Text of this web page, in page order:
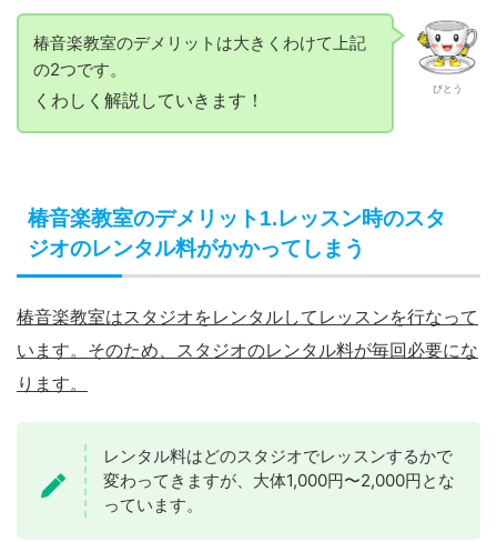
びとう
椿音楽教室のデメリットは大きくわけて上記
の2つです。
くわしく解説していきます！
椿音楽教室のデメリット1.レッスン時のスタ
ジオのレンタル料がかかってしまう
椿音楽教室はスタジオをレンタルしてレッスンを行なって
います。 そのため、スタジオのレンタル料が毎回必要にな
ります。
レンタル料はどのスタジオでレッスンするかで
変わってきますが、大体1,000円〜2,000円とな
っています。